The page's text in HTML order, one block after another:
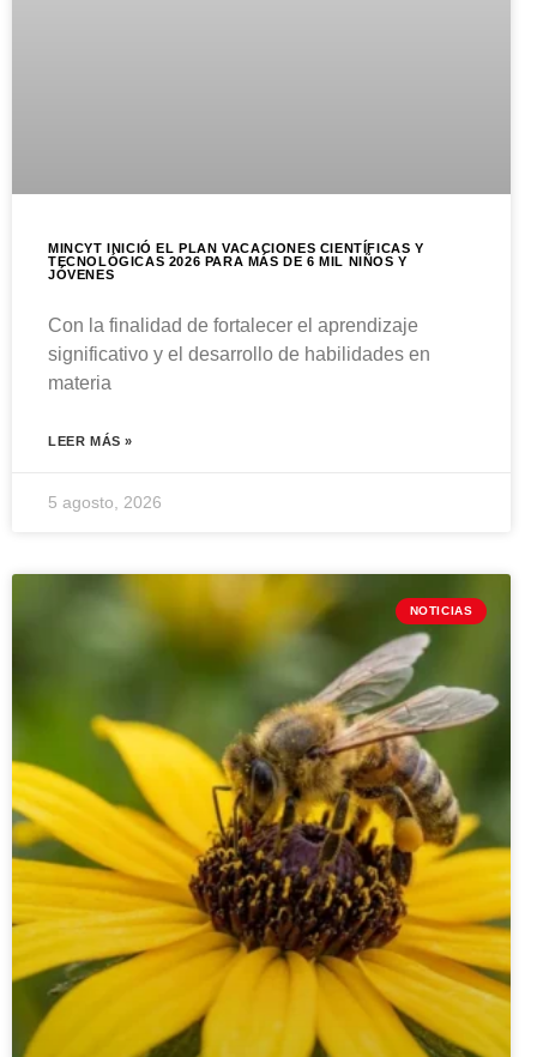
MINCYT INICIÓ EL PLAN VACACIONES CIENTÍFICAS Y
TECNOLÓGICAS 2026 PARA MÁS DE 6 MIL NIÑOS Y
JÓVENES
Con la finalidad de fortalecer el aprendizaje
significativo y el desarrollo de habilidades en
materia
LEER MÁS »
5 agosto, 2026
NOTICIAS